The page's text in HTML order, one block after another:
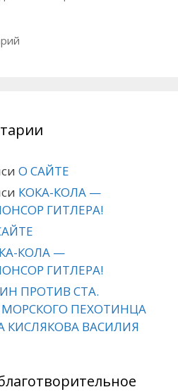
О САЙТЕ
КОКА-КОЛА —
ГИТЛЕРА!
КОЛА —
ГИТЛЕРА!
ПРОТИВ СТА.
ПЕХОТИНЦА
КИСЛЯКОВА ВАСИЛИЯ